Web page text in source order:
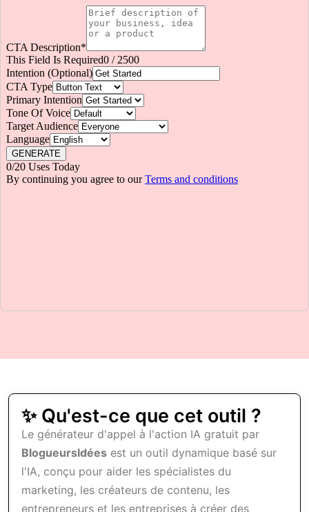
✨ Qu'est-ce que cet outil ?
Le générateur d'appel à l'action IA gratuit par
BlogueursIdées est un outil dynamique basé sur
l'IA, conçu pour aider les spécialistes du
marketing, les créateurs de contenu, les
entrepreneurs et les entreprises à créer des